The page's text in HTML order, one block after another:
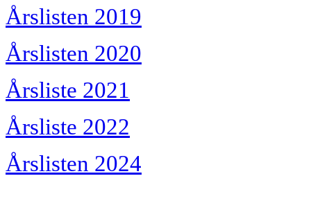
Årslisten 2019
Årslisten 2020
Årsliste 2021
Årsliste 2022
Årslisten 2024